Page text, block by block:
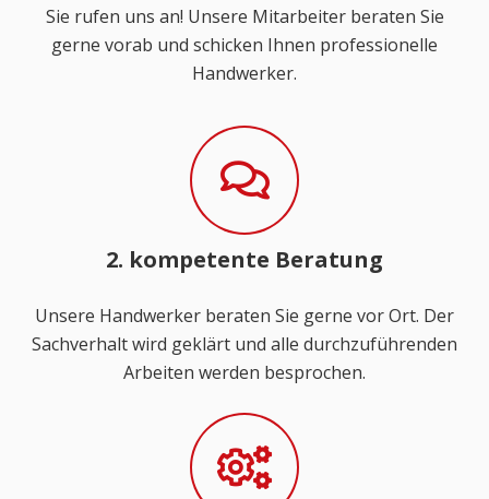
Sie rufen uns an! Unsere Mitarbeiter beraten Sie
gerne vorab und schicken Ihnen professionelle
Handwerker.
2. kompetente Beratung
Unsere Handwerker beraten Sie gerne vor Ort. Der
Sachverhalt wird geklärt und alle durchzuführenden
Arbeiten werden besprochen.